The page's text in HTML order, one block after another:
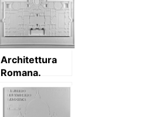
prospetto e
sezione)
Architettura
Romana.
Terme di
Caracalla (III
sec. a.C.) –